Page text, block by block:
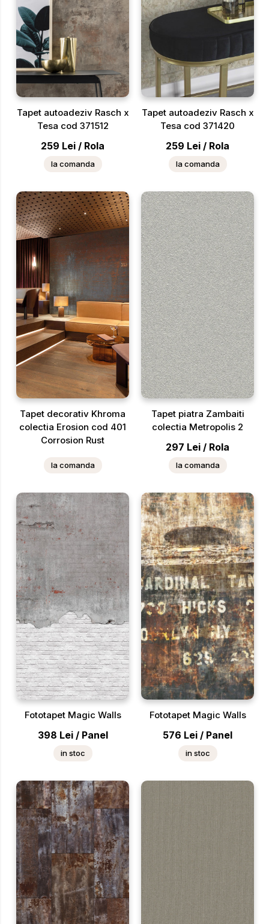
Tapet autoadeziv Rasch x
Tesa cod 371512
259 Lei / Rola
la comanda
Tapet autoadeziv Rasch x
Tesa cod 371420
259 Lei / Rola
la comanda
Tapet decorativ Khroma
colectia Erosion cod 401
Corrosion Rust
la comanda
Tapet piatra Zambaiti
colectia Metropolis 2
297 Lei / Rola
la comanda
Fototapet Magic Walls
398 Lei / Panel
in stoc
Fototapet Magic Walls
576 Lei / Panel
in stoc